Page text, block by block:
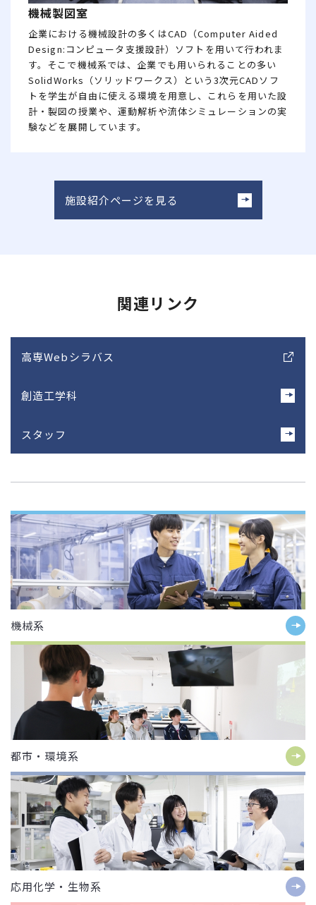
機械製図室
企業における機械設計の多くはCAD（Computer Aided
Design:コンピュータ支援設計）ソフトを用いて行われま
す。そこで機械系では、企業でも用いられることの多い
SolidWorks（ソリッドワークス）という3次元CADソフ
トを学生が自由に使える環境を用意し、これらを用いた設
計・製図の授業や、運動解析や流体シミュレーションの実
験などを展開しています。
施設紹介ページを見る
関連リンク
高専Webシラバス
創造工学科
スタッフ
機械系
都市・環境系
応用化学・生物系